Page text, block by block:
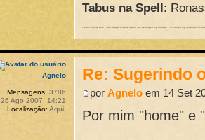
Tabus na Spell :
I return to help burn / Your people's future down / You destroyed my children / You forced my retribution /
Re: Sugerindo
porAgnelo em 14 Set
Por mim "home" e
Agnelo
Mensagens: 3786
26 Ago 2007, 14:21
Localização: Aqui.